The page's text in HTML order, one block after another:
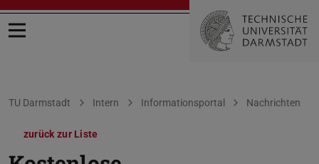
Menü öffnen
Sie befinden sich hier:
TU Darmstadt Intern Informationsportal Nachrichten
zurück zur Liste